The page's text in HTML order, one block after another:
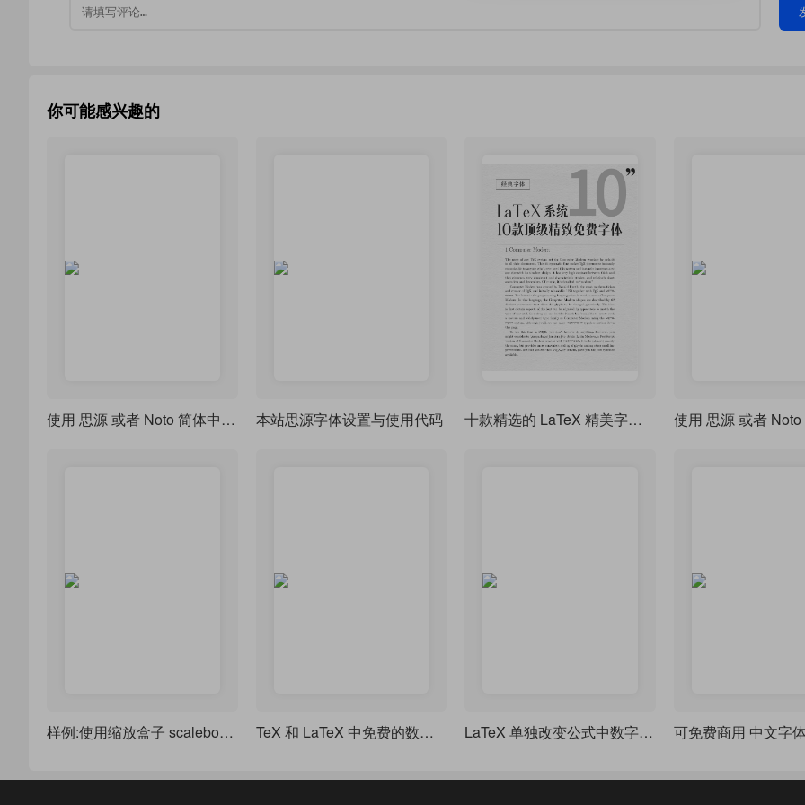
你可能感兴趣的
使用 思源 或者 Noto 简体中文字体 作为默认中文字体 本站思源字体设置与使用代码 十款精选的 LaTeX 精美字体-全免费，不用 cmr 就盲选这些字体吧
样例:使用缩放盒子 scalebox 和段落盒子 parbox 合成生僻字、彩色字体、排版印章 TeX 和 LaTeX 中免费的数学字体预览 LaTeX 单独改变公式中数字的字体 可免费商用 中文字